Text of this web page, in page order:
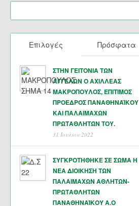
Επιλογές Πρόσφατα
ΣΤΗΝ ΓΕΙΤΟΝΙΑ ΤΩΝ
ΑΓΓΕΛΩΝ Ο ΑΧΙΛΛΕΑΣ
ΜΑΚΡΟΠΟΥΛΟΣ, ΕΠΙΤΙΜΟΣ
ΠΡΟΕΔΡΟΣ ΠΑΝΑΘΗΝΑΪΚΟΥ
ΚΑΙ ΠΑΛΑΙΜΑΧΩΝ
ΠΡΩΤΑΘΛΗΤΏΝ ΤΟΥ.
31 Ιουλίου 2022
ΣΥΓΚΡΟΤΗΘΗΚΕ ΣΕ ΣΩΜΑ Η
ΝΕΑ ΔΙΟΙΚΗΣΗ ΤΩΝ
ΠΑΛΑΙΜΑΧΩΝ ΑΘΛΗΤΩΝ-
ΠΡΩΤΑΘΛΗΤΩΝ
ΠΑΝΑΘΗΝΑΊΚΟΥ Α.Ο